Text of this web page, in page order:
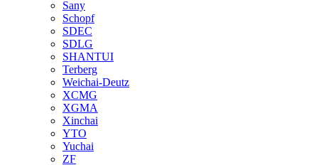
Sany
Schopf
SDEC
SDLG
SHANTUI
Terberg
Weichai-Deutz
XCMG
XGMA
Xinchai
YTO
Yuchai
ZF